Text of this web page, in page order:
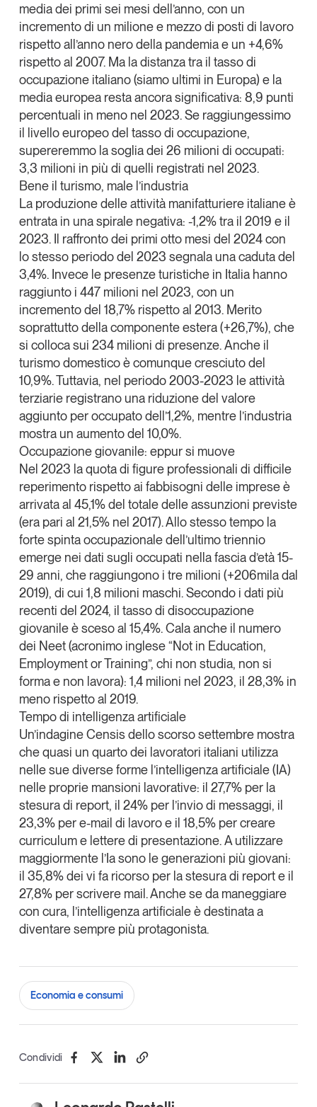
GS1 Italy GS1 Italy
Tendenze
GS1 Italy
media dei primi sei mesi dell’anno, con un
incremento di un milione e mezzo di posti di lavoro
rispetto all’anno nero della pandemia e un +4,6%
rispetto al 2007. Ma la distanza tra il tasso di
occupazione italiano(siamo ultimi in Europa) e la
media europea resta ancora significativa: 8,9 punti
percentuali in meno nel 2023. Se raggiungessimo
il livello europeo del tasso di occupazione,
supereremmo la soglia dei 26 milioni di occupati:
3,3 milioni in più di quelli registrati nel 2023.
Bene il turismo, male l’industria
La produzione delle attività manifatturiere italiane è
entrata in una spirale negativa: -1,2% tra il 2019 e il
2023. Il raffronto dei primi otto mesi del 2024 con
lo stesso periodo del 2023 segnala una caduta del
3,4%. Invece le presenze turistiche in Italia hanno
raggiunto i 447 milioni nel 2023, con un
incremento del 18,7% rispetto al 2013. Merito
soprattutto della componente estera (+26,7%), che
si colloca sui 234 milioni di presenze.Anche il
turismo domestico è comunque cresciuto del
10,9%.Tuttavia, nel periodo 2003-2023 le attività
terziarie registrano una riduzione del valore
aggiunto per occupato dell’1,2%, mentre l’industria
mostra un aumento del 10,0%.
Occupazione giovanile: eppur si muove
Nel 2023 la quota di figure professionali di difficile
reperimento rispetto ai fabbisogni delle imprese è
arrivata al 45,1% del totale delle assunzioni previste
(era pari al 21,5% nel 2017). Allo stesso tempo la
forte spinta occupazionale dell’ultimo triennio
emerge nei dati sugli occupati nella fascia d’età 15-
29 anni, che raggiungono i tre milioni (+206mila dal
2019), di cui 1,8 milioni maschi. Secondo i dati più
recenti del 2024, il tasso di disoccupazione
giovanile è sceso al 15,4%.Cala anche il numero
dei Neet(acronimo inglese “Not in Education,
Employment or Training”, chi non studia, non si
forma e non lavora): 1,4 milioni nel 2023, il 28,3% in
meno rispetto al 2019.
Tempo di intelligenza artificiale
Un’indagine Censis dello scorso settembre mostra
chequasi un quarto dei lavoratori italiani utilizza
nelle sue diverse forme l’intelligenza artificiale (IA)
nelle proprie mansioni lavorative: il 27,7% per la
stesura di report, il 24% per l’invio di messaggi, il
23,3% per e-mail di lavoro e il 18,5% per creare
curriculum e lettere di presentazione.A utilizzare
maggiormente l’Ia sono le generazioni più giovani:
il 35,8% dei vi fa ricorso per la stesura di report e il
27,8% per scrivere mail. Anche se da maneggiare
con cura, l’intelligenza artificiale è destinata a
diventare sempre più protagonista.
Economia e consumi
Condividi